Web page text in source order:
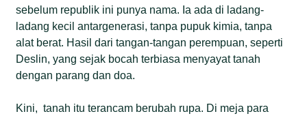
sebelum republik ini punya nama. Ia ada di ladang-
ladang kecil antargenerasi, tanpa pupuk kimia, tanpa
alat berat. Hasil dari tangan-tangan perempuan, seperti
Deslin, yang sejak bocah terbiasa menyayat tanah
dengan parang dan doa.
Kini, tanah itu terancam berubah rupa. Di meja para